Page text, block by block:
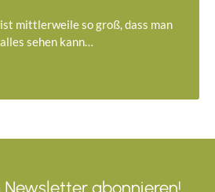
mittlerweile so groß, dass man
sehen kann…